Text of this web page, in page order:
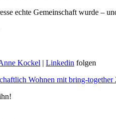
echte Gemeinschaft wurde –
Kockel | Linkedin folgen